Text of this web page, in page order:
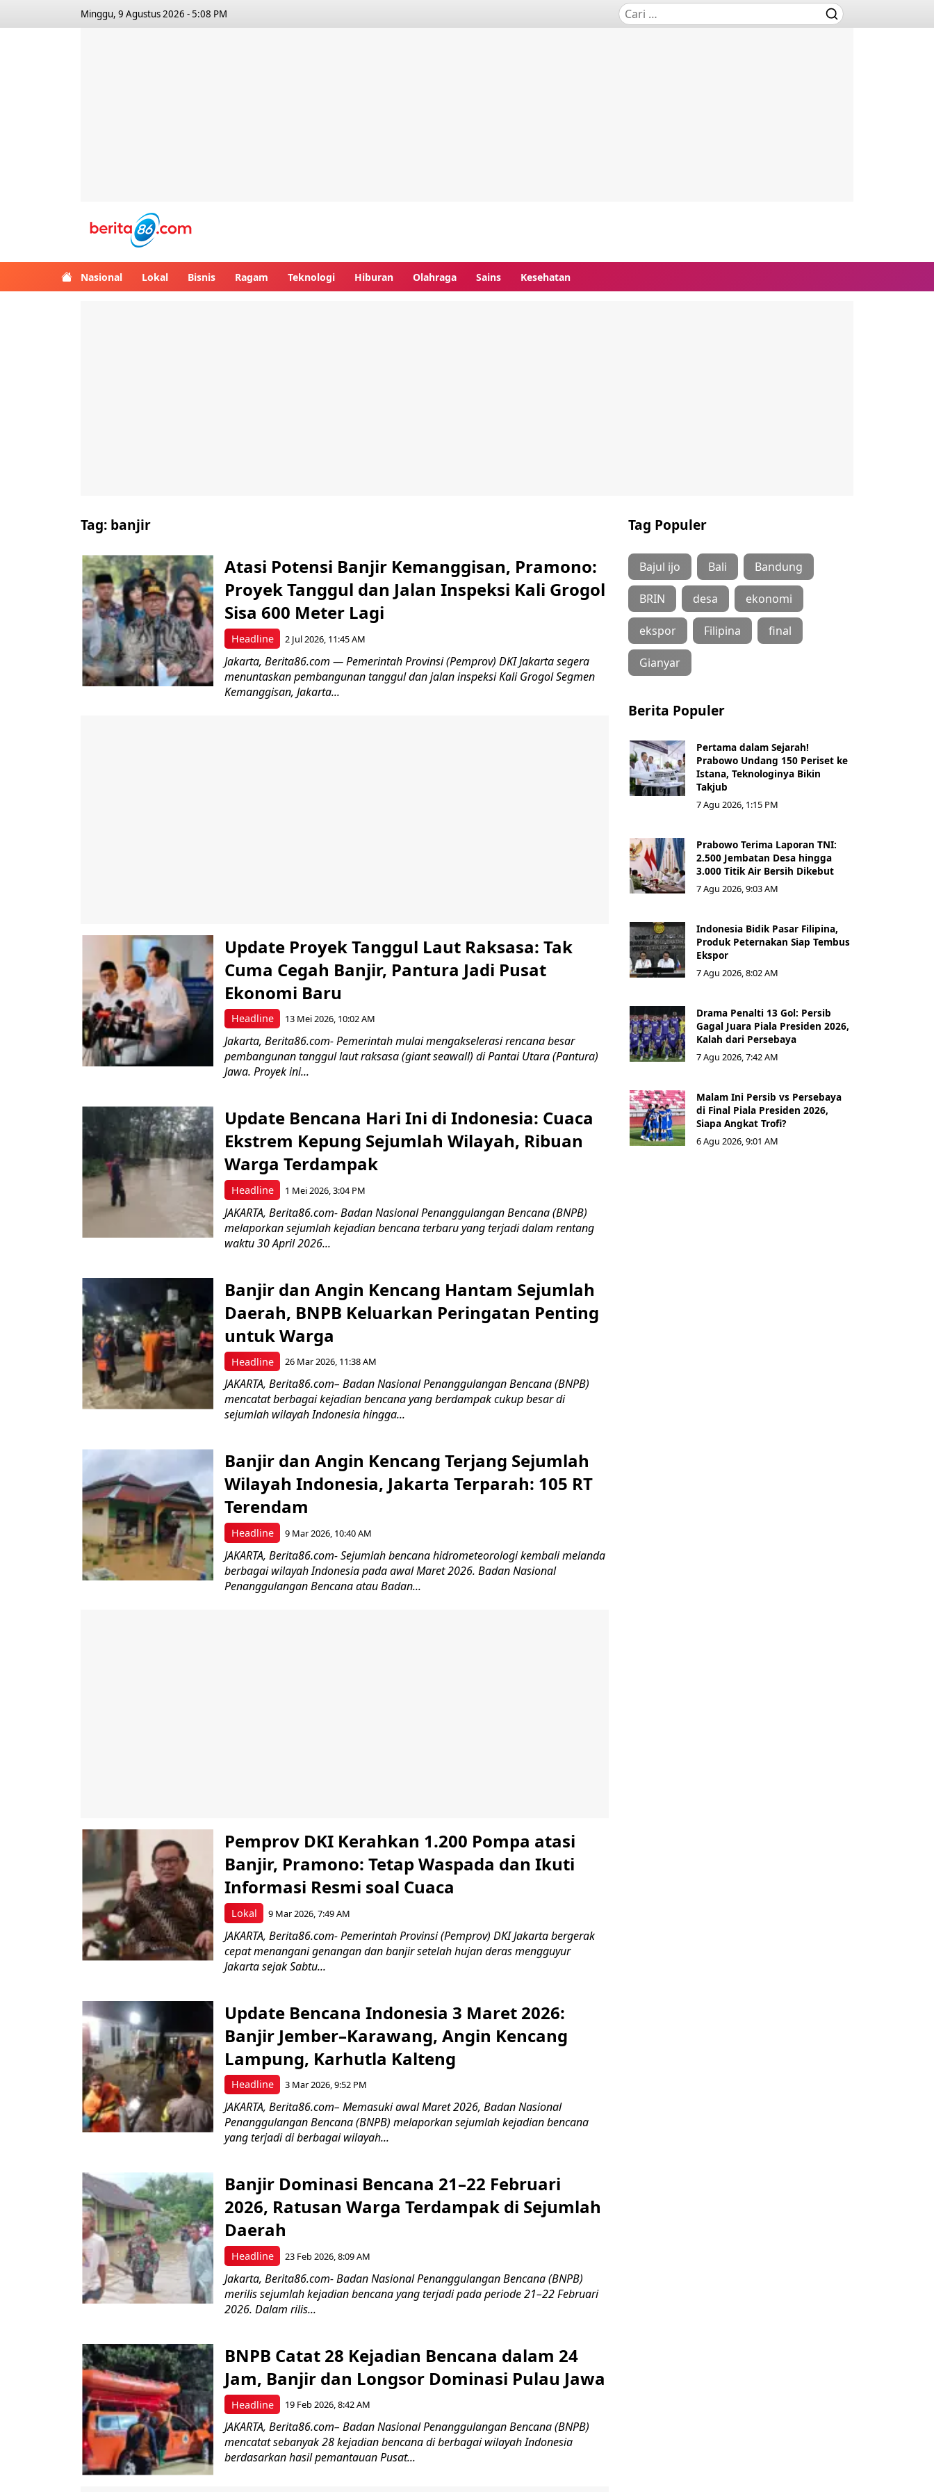
Minggu, 9 Agustus 2026 - 5:08 PM
Nasional Lokal Bisnis Ragam Teknologi Hiburan Olahraga Sains Kesehatan
Tag: banjir
Headline
Atasi Potensi Banjir Kemanggisan, Pramono:
Proyek Tanggul dan Jalan Inspeksi Kali Grogol
Sisa 600 Meter Lagi
2 Jul 2026, 11:45 AM
Jakarta, Berita86.com — Pemerintah Provinsi (Pemprov) DKI Jakarta segera
menuntaskan pembangunan tanggul dan jalan inspeksi Kali Grogol Segmen
Kemanggisan, Jakarta...
Headline
Update Proyek Tanggul Laut Raksasa: Tak
Cuma Cegah Banjir, Pantura Jadi Pusat
Ekonomi Baru
13 Mei 2026, 10:02 AM
Jakarta, Berita86.com- Pemerintah mulai mengakselerasi rencana besar
pembangunan tanggul laut raksasa (giant seawall) di Pantai Utara (Pantura)
Jawa. Proyek ini...
Headline
Update Bencana Hari Ini di Indonesia: Cuaca
Ekstrem Kepung Sejumlah Wilayah, Ribuan
Warga Terdampak
1 Mei 2026, 3:04 PM
JAKARTA, Berita86.com- Badan Nasional Penanggulangan Bencana (BNPB)
melaporkan sejumlah kejadian bencana terbaru yang terjadi dalam rentang
waktu 30 April 2026...
Headline
Banjir dan Angin Kencang Hantam Sejumlah
Daerah, BNPB Keluarkan Peringatan Penting
untuk Warga
26 Mar 2026, 11:38 AM
JAKARTA, Berita86.com– Badan Nasional Penanggulangan Bencana (BNPB)
mencatat berbagai kejadian bencana yang berdampak cukup besar di
sejumlah wilayah Indonesia hingga...
Headline
Banjir dan Angin Kencang Terjang Sejumlah
Wilayah Indonesia, Jakarta Terparah: 105 RT
Terendam
9 Mar 2026, 10:40 AM
JAKARTA, Berita86.com- Sejumlah bencana hidrometeorologi kembali melanda
berbagai wilayah Indonesia pada awal Maret 2026. Badan Nasional
Penanggulangan Bencana atau Badan...
Lokal
Pemprov DKI Kerahkan 1.200 Pompa atasi
Banjir, Pramono: Tetap Waspada dan Ikuti
Informasi Resmi soal Cuaca
9 Mar 2026, 7:49 AM
JAKARTA, Berita86.com- Pemerintah Provinsi (Pemprov) DKI Jakarta bergerak
cepat menangani genangan dan banjir setelah hujan deras mengguyur
Jakarta sejak Sabtu...
Headline
Update Bencana Indonesia 3 Maret 2026:
Banjir Jember–Karawang, Angin Kencang
Lampung, Karhutla Kalteng
3 Mar 2026, 9:52 PM
JAKARTA, Berita86.com– Memasuki awal Maret 2026, Badan Nasional
Penanggulangan Bencana (BNPB) melaporkan sejumlah kejadian bencana
yang terjadi di berbagai wilayah...
Headline
Banjir Dominasi Bencana 21–22 Februari
2026, Ratusan Warga Terdampak di Sejumlah
Daerah
23 Feb 2026, 8:09 AM
Jakarta, Berita86.com- Badan Nasional Penanggulangan Bencana (BNPB)
merilis sejumlah kejadian bencana yang terjadi pada periode 21–22 Februari
2026. Dalam rilis...
Headline
BNPB Catat 28 Kejadian Bencana dalam 24
Jam, Banjir dan Longsor Dominasi Pulau Jawa
19 Feb 2026, 8:42 AM
JAKARTA, Berita86.com– Badan Nasional Penanggulangan Bencana (BNPB)
mencatat sebanyak 28 kejadian bencana di berbagai wilayah Indonesia
berdasarkan hasil pemantauan Pusat...
Tag Populer
Bajul ijo Bali Bandung
BRIN desa ekonomi
ekspor Filipina final
Gianyar
Berita Populer
Pertama dalam Sejarah!
Prabowo Undang 150 Periset ke
Istana, Teknologinya Bikin
Takjub
7 Agu 2026, 1:15 PM
Prabowo Terima Laporan TNI:
2.500 Jembatan Desa hingga
3.000 Titik Air Bersih Dikebut
7 Agu 2026, 9:03 AM
Indonesia Bidik Pasar Filipina,
Produk Peternakan Siap Tembus
Ekspor
7 Agu 2026, 8:02 AM
Drama Penalti 13 Gol: Persib
Gagal Juara Piala Presiden 2026,
Kalah dari Persebaya
7 Agu 2026, 7:42 AM
Malam Ini Persib vs Persebaya
di Final Piala Presiden 2026,
Siapa Angkat Trofi?
6 Agu 2026, 9:01 AM